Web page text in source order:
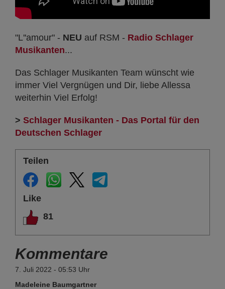
"L''amour" - NEU auf RSM - Radio Schlager
Musikanten...
Das Schlager Musikanten Team wünscht wie
immer Viel Vergnügen und Dir, liebe Allessa
weiterhin Viel Erfolg!
> Schlager Musikanten - Das Portal für den
Deutschen Schlager
Teilen
Like
81
Kommentare
7. Juli 2022 - 05:53 Uhr
Madeleine Baumgartner